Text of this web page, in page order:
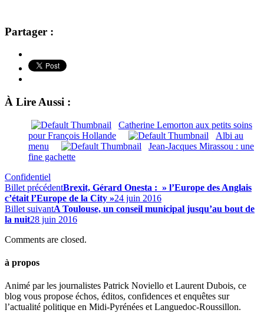
Partager :
À Lire Aussi :
Catherine Lemorton aux petits soins
pour François Hollande
Albi au
menu
Jean-Jacques Mirassou : une
fine gachette
Confidentiel
Billet précédentBrexit, Gérard Onesta : » l’Europe des Anglais
c’était l’Europe de la City »24 juin 2016
Billet suivantA Toulouse, un conseil municipal jusqu’au bout de
la nuit28 juin 2016
Comments are closed.
à propos
Animé par les journalistes Patrick Noviello et Laurent Dubois, ce
blog vous propose échos, éditos, confidences et enquêtes sur
l’actualité politique en Midi-Pyrénées et Languedoc-Roussillon.